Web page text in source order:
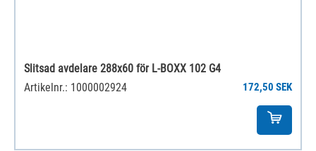
Slitsad avdelare 288x60 för L-BOXX 102 G4
Artikelnr.: 1000002924
172,50 SEK